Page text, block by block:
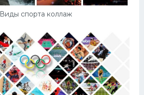
Виды спорта коллаж